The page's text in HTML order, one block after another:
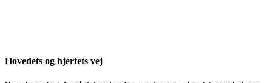
Hovedets og hjertets vej